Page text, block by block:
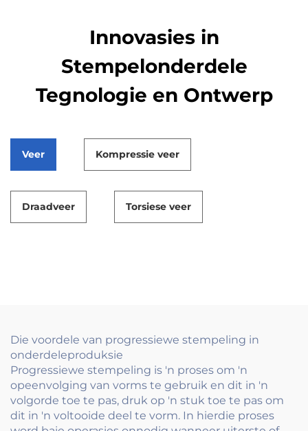
Innovasies in
Stempelonderdele
Tegnologie en Ontwerp
Veer Kompressie veer
Draadveer Torsiese veer
Die voordele van progressiewe stempeling in
onderdeleproduksie
Progressiewe stempeling is 'n proses om 'n
opeenvolging van vorms te gebruik en dit in 'n
volgorde toe te pas, druk op 'n stuk toe te pas om
dit in 'n voltooide deel te vorm. In hierdie proses